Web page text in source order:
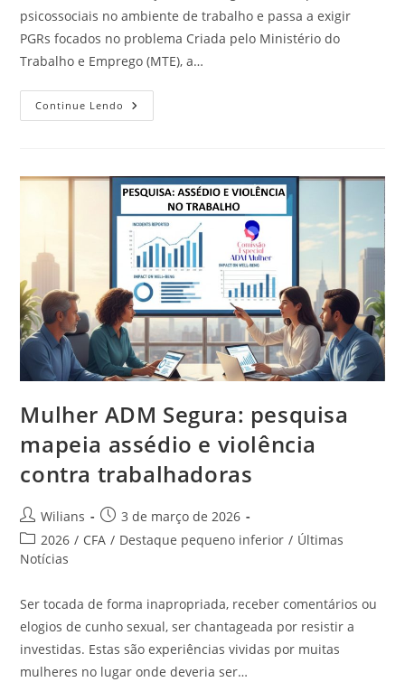
psicossociais no ambiente de trabalho e passa a exigir
PGRs focados no problema Criada pelo Ministério do
Trabalho e Emprego (MTE), a…
Continue Lendo Conheça
Os
Atualização
Da
1
Mulher ADM Segura: pesquisa
mapeia assédio e violência
contra trabalhadoras
Autor
do
post:
Wilians
Post
publicado:
3 de março de 2026
Categoria
do
2026 / CFA / Destaque pequeno inferior / Últimas
Notícias
Ser tocada de forma inapropriada, receber comentários ou
elogios de cunho sexual, ser chantageada por resistir a
investidas. Estas são experiências vividas por muitas
mulheres no lugar onde deveria ser…